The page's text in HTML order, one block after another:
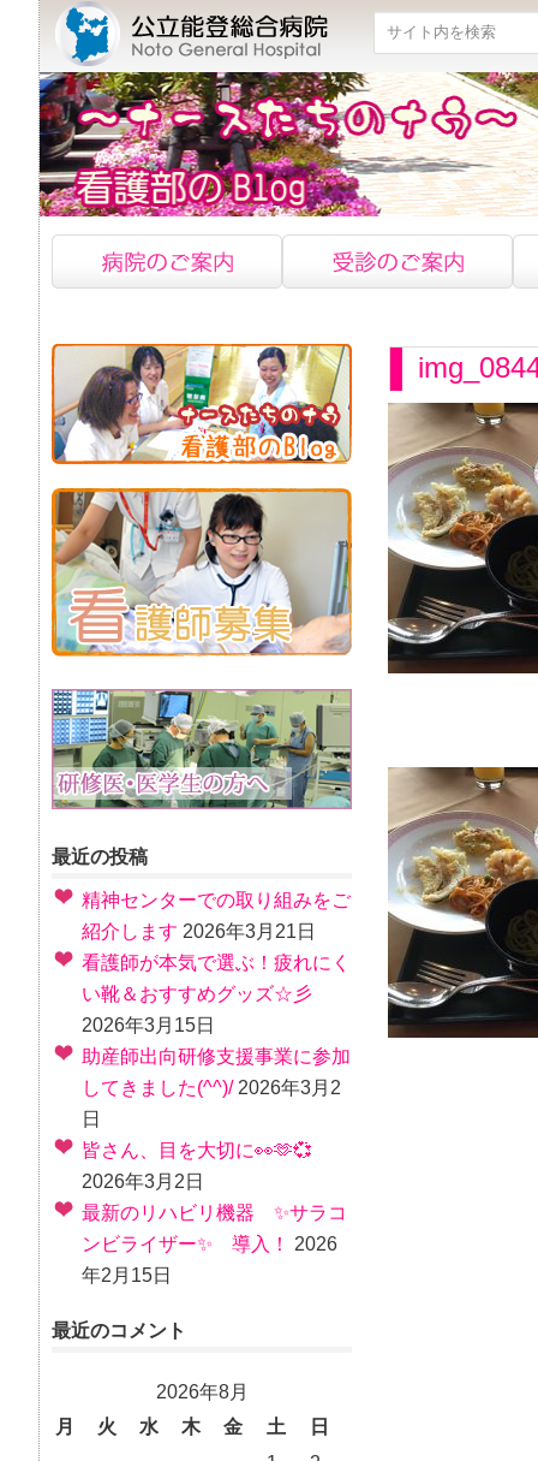
検索
最近の投稿
精神センターでの取り組みをご
紹介します 2026年3月21日
看護師が本気で選ぶ！疲れにく
い靴＆おすすめグッズ☆彡
2026年3月15日
助産師出向研修支援事業に参加
してきました(^^)/ 2026年3月2
日
皆さん、目を大切に👀🫶💞
2026年3月2日
最新のリハビリ機器 ✨サラコ
ンビライザー✨ 導入！
2026
年2月15日
最近のコメント
2026年8月
月
火 水 木 金 土
日